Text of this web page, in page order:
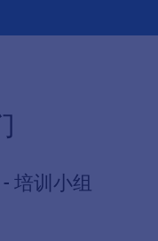
培训小组